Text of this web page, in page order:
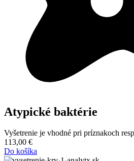
Atypické baktérie
Vyšetrenie je vhodné pri príznakoch
113,00 €
Do košíka